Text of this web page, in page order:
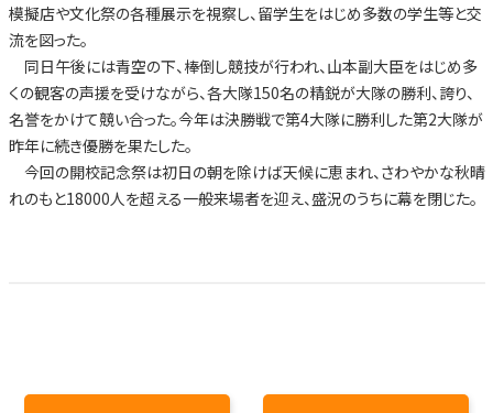
模擬店や文化祭の各種展示を視察し、留学生をはじめ多数の学生等と交
流を図った。
同日午後には青空の下、棒倒し競技が行われ、山本副大臣をはじめ多
くの観客の声援を受けながら、各大隊150名の精鋭が大隊の勝利、誇り、
名誉をかけて競い合った。今年は決勝戦で第4大隊に勝利した第2大隊が
昨年に続き優勝を果たした。
今回の開校記念祭は初日の朝を除けば天候に恵まれ、さわやかな秋晴
れのもと18000人を超える一般来場者を迎え、盛況のうちに幕を閉じた。